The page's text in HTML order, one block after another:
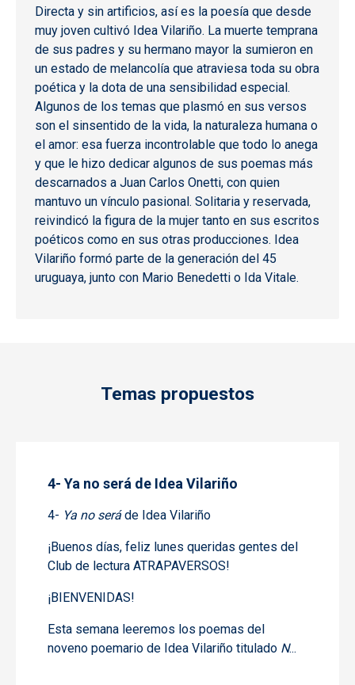
Directa y sin artificios, así es la poesía que desde
muy joven cultivó Idea Vilariño. La muerte temprana
de sus padres y su hermano mayor la sumieron en
un estado de melancolía que atraviesa toda su obra
poética y la dota de una sensibilidad especial.
Algunos de los temas que plasmó en sus versos
son el sinsentido de la vida, la naturaleza humana o
el amor: esa fuerza incontrolable que todo lo anega
y que le hizo dedicar algunos de sus poemas más
descarnados a Juan Carlos Onetti, con quien
mantuvo un vínculo pasional. Solitaria y reservada,
reivindicó la figura de la mujer tanto en sus escritos
poéticos como en sus otras producciones. Idea
Vilariño formó parte de la generación del 45
uruguaya, junto con Mario Benedetti o Ida Vitale.
Temas propuestos
4- Ya no será de Idea Vilariño
4- Ya no seráde Idea Vilariño
¡Buenos días, feliz lunes queridas gentes del
Club de lectura ATRAPAVERSOS!
¡BIENVENIDAS!
Esta semana leeremos los poemas del
noveno poemario de Idea Vilariño titulado N...